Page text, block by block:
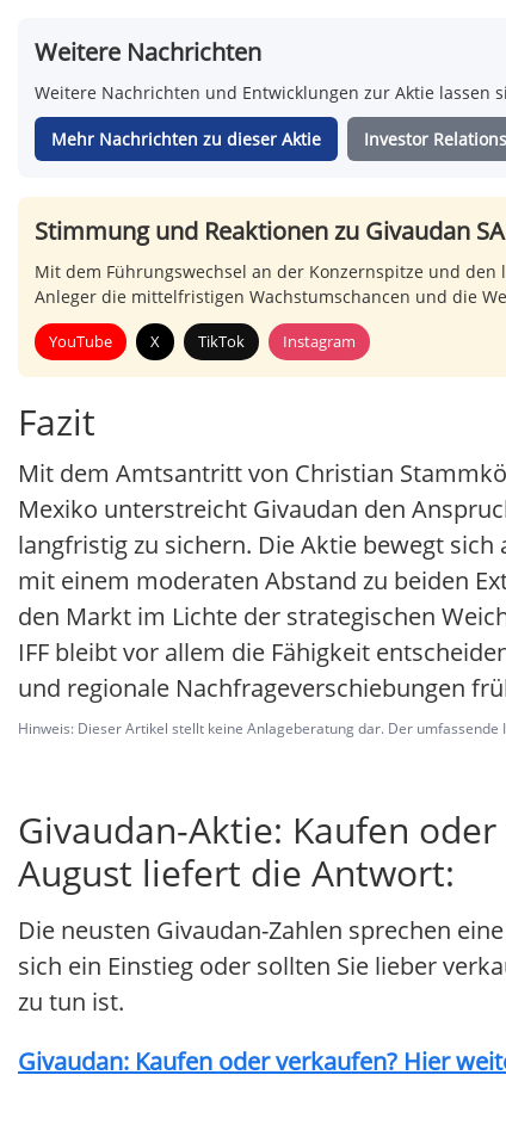
Weitere Nachrichten
Weitere Nachrichten und Entwicklungen zur Aktie
Mehr Nachrichten zu dieser Aktie Investor Relations
Stimmung und Reaktionen zu Givaudan SA
Mit dem Führungswechsel an der Konzernspitze und
Anleger die mittelfristigen Wachstumschancen und die
YouTube X TikTok Instagram
Fazit
Mit dem Amtsantritt von Christian
Mexiko unterstreicht Givaudan den
langfristig zu sichern. Die Aktie bewegt
mit einem moderaten Abstand zu beiden
den Markt im Lichte der strategischen
IFF bleibt vor allem die Fähigkeit
und regionale Nachfrageverschiebungen
Hinweis: Dieser Artikel stellt keine Anlageberatung dar. Der
Givaudan-Aktie: Kaufen
August liefert die Antwort:
Die neusten Givaudan-Zahlen sprechen
sich ein Einstieg oder sollten Sie lieber
zu tun ist.
Givaudan: Kaufen oder verkaufen? Hier